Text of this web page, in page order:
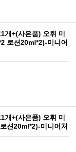
개+(사은품) 오휘 미
로션20ml*2)-미니어
개+(사은품) 오휘 미
션20ml*2)-미니어처